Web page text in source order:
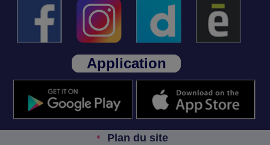
Application
Plan du site